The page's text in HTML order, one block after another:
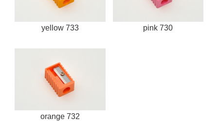
yellow 733 pink 730
orange 732